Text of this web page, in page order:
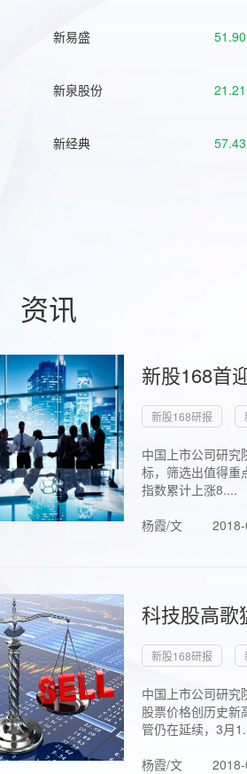
新易盛 51.90
新泉股份 21.21
新经典 57.43
资讯
新股168首
新股168研报
中国上市公司研究
标，筛选出值得重
指数累计上涨8....
杨霞/文
科技股高歌
新股168研报
中国上市公司研究
股票价格创历史新
管仍在延续，3月
杨霞/文